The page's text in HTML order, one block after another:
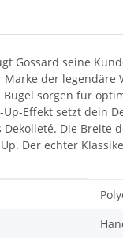
Gossard seine
Marke der
sorgen für
Effekt setzt dein
Die
Der echter